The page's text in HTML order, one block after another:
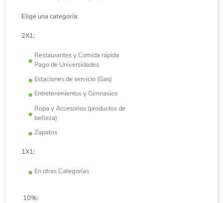
Elige una categoría:
2X1:
Restaurantes y Comida rápida
Pago de Universidades
Estaciones de servicio (Gas)
Entretenimientos y Gimnasios
Ropa y Accesorios (productos de
belleza)
Zapatos
1X1:
En otras Categorías
10%: